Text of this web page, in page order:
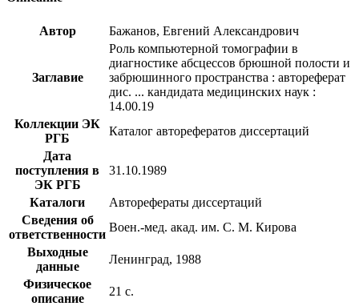
Автор Бажанов, Евгений Александрович
Заглавие
Роль компьютерной томографии в
диагностике абсцессов брюшной полости и
забрюшинного пространства : автореферат
дис. ... кандидата медицинских наук :
14.00.19
Коллекции ЭК
РГБ
Каталог авторефератов диссертаций
Дата
поступления в
ЭК РГБ
31.10.1989
Каталоги
Авторефераты диссертаций
Сведения об
ответственности
Воен.-мед. акад. им. С. М. Кирова
Выходные
данные
Ленинград, 1988
Физическое
описание
21 с.